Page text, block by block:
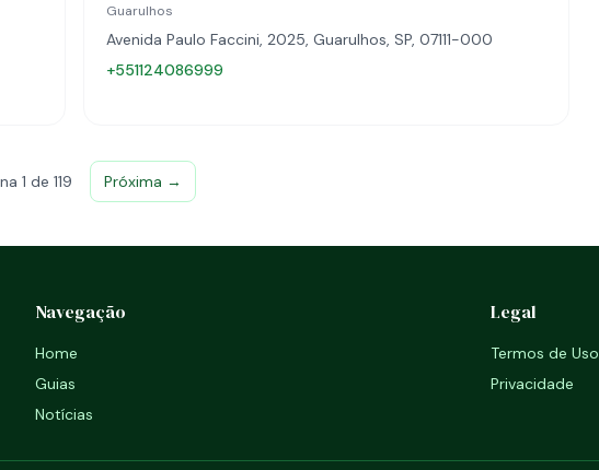
Guarulhos
Avenida Paulo Faccini, 2025, Guarulhos, SP, 07111-000
+551124086999
1 de 119 Próxima →
Navegação
Home
Guias
Notícias
Legal
Termos de Uso
Privacidade